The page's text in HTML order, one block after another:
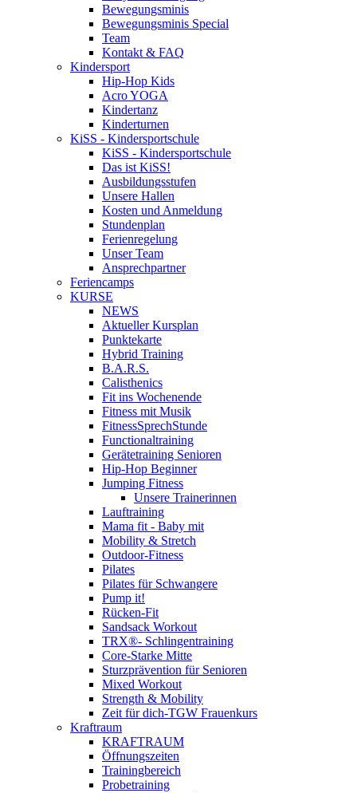
Bewegungsminis
Bewegungsminis Special
Team
Kontakt & FAQ
Kindersport
Hip-Hop Kids
Acro YOGA
Kindertanz
Kinderturnen
KiSS - Kindersportschule
KiSS - Kindersportschule
Das ist KiSS!
Ausbildungsstufen
Unsere Hallen
Kosten und Anmeldung
Stundenplan
Ferienregelung
Unser Team
Ansprechpartner
Feriencamps
KURSE
NEWS
Aktueller Kursplan
Punktekarte
Hybrid Training
B.A.R.S.
Calisthenics
Fit ins Wochenende
Fitness mit Musik
FitnessSprechStunde
Functionaltraining
Gerätetraining Senioren
Hip-Hop Beginner
Jumping Fitness
Unsere Trainerinnen
Lauftraining
Mama fit - Baby mit
Mobility & Stretch
Outdoor-Fitness
Pilates
Pilates für Schwangere
Pump it!
Rücken-Fit
Sandsack Workout
TRX®- Schlingentraining
Core-Starke Mitte
Sturzprävention für Senioren
Mixed Workout
Strength & Mobility
Zeit für dich-TGW Frauenkurs
Kraftraum
KRAFTRAUM
Öffnungszeiten
Trainingbereich
Probetraining